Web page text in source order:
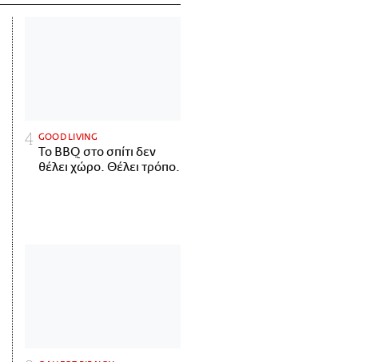
GOOD LIVING
Το BBQ στο σπίτι δεν
θέλει χώρο. Θέλει τρόπο.